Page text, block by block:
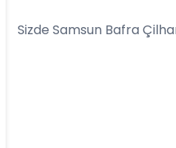
Sizde Samsun Bafra